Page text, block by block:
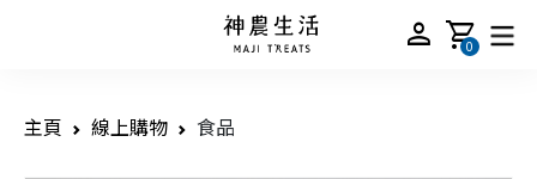
person shopping_cart
0
主頁 線上購物 食品